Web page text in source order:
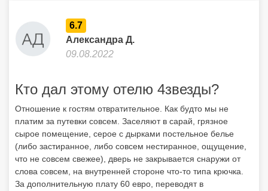
6.7
Александра Д.
09.08.2022
Кто дал этому отелю 4звезды?
Отношение к гостям отвратительное. Как будто мы не
платим за путевки совсем. Заселяют в сарай, грязное
сырое помещение, серое с дырками постельное белье
(либо застиранное, либо совсем нестиранное, ощущение,
что не совсем свежее), дверь не закрывается снаружи от
слова совсем, на внутренней стороне что-то типа крючка.
За дополнительную плату 60 евро, переводят в